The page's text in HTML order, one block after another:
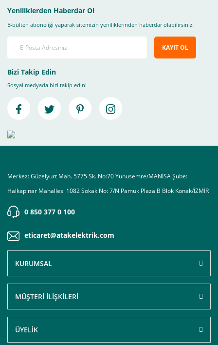
Yeniliklerden Haberdar Ol
E-bülten aboneliği yaparak sitemizin yeniliklerinden haberdar olabilirsiniz.
KAYIT OL
Bizi Takip Edin
Sosyal medyada bizi takip edin!
Merkez: Güzelyurt Mah. 5775 Sk. No:70 Yunusemre/MANİSA Şube:
Halkapınar Mahallesi 1082 Sokak No: 7/N Pamuk Plaza B Blok Konak/İZMİR
0 850 377 0 100
eticaret@atakelektrik.com
KURUMSAL
MÜŞTERİ İLİŞKİLERİ
ÜYELİK